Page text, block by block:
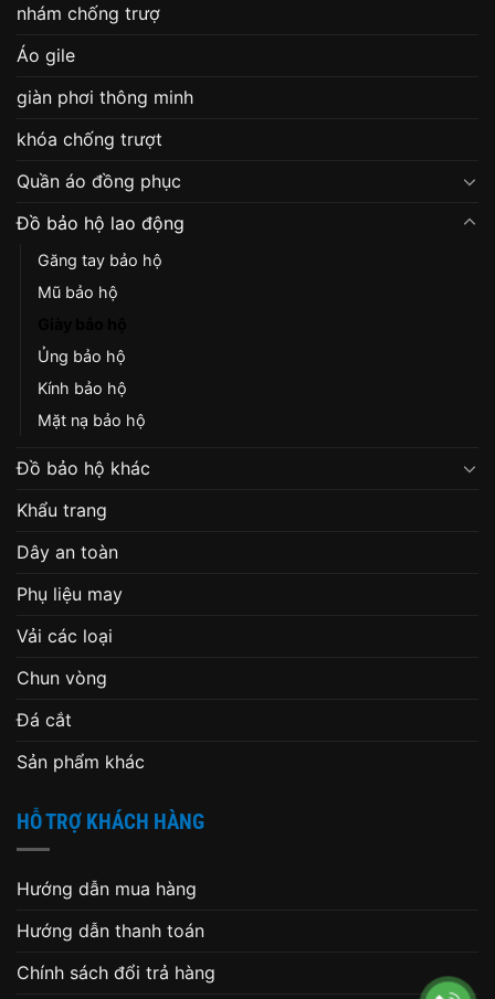
nhám chống trượ
Áo gile
giàn phơi thông minh
khóa chống trượt
Quần áo đồng phục
Đồ bảo hộ lao động
Găng tay bảo hộ
Mũ bảo hộ
Ủng bảo hộ
Kính bảo hộ
Mặt nạ bảo hộ
Đồ bảo hộ khác
Khẩu trang
Dây an toàn
Phụ liệu may
Vải các loại
Chun vòng
Đá cắt
Sản phẩm khác
HỖ TRỢ KHÁCH HÀNG
Hướng dẫn mua hàng
Hướng dẫn thanh toán
Chính sách đổi trả hàng